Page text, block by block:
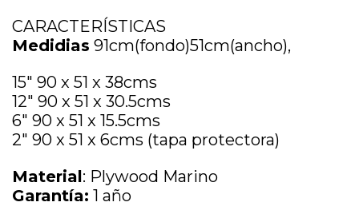
CARACTERÍSTICAS
Medidias 91cm(fondo)51cm(ancho),
15″ 90 x 51 x 38cms
12″ 90 x 51 x 30.5cms
6″ 90 x 51 x 15.5cms
2″ 90 x 51 x 6cms (tapa protectora)
Material: Plywood Marino
Garantía: 1 año